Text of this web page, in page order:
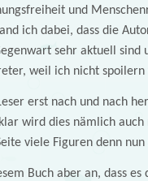
und
ich dabei, dass die
sehr aktuell sind
weil ich nicht
erst nach und nach
wird dies nämlich
viele Figuren denn nun
Buch aber an, dass